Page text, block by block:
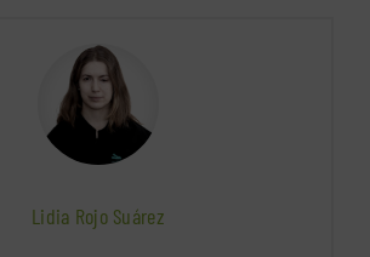
Lidia Rojo Suárez